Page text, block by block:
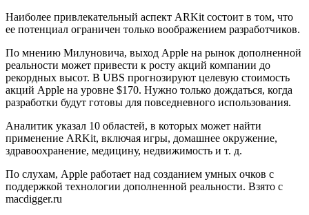
Наиболее привлекательный аспект ARKit состоит в том, что
ее потенциал ограничен только воображением разработчиков.
По мнению Милуновича, выход Apple на рынок дополненной
реальности может привести к росту акций компании до
рекордных высот. В UBS прогнозируют целевую стоимость
акций Apple на уровне $170. Нужно только дождаться, когда
разработки будут готовы для повседневного использования.
Аналитик указал 10 областей, в которых может найти
применение ARKit, включая игры, домашнее окружение,
здравоохранение, медицину, недвижимость и т. д.
По слухам, Apple работает над созданием умных очков с
поддержкой технологии дополненной реальности. Взято с
macdigger.ru